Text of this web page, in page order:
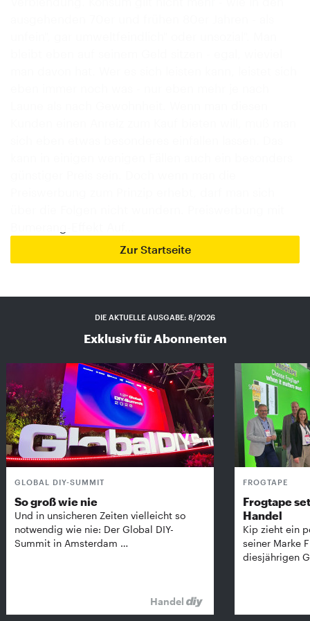
Zur Startseite
DIE AKTUELLE AUSGABE: 8/2026
Exklusiv für Abonnenten
GLOBAL DIY-SUMMIT
So groß wie nie
Und in unsicheren Zeiten vielleicht so
notwendig wie nie: Der Global DIY-
Summit in Amsterdam …
Handel
FROGTAPE
Frogtape
Handel
Kip zieht ein
seiner Marke
diesjährigen